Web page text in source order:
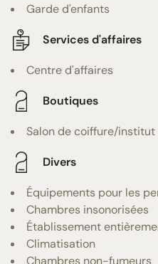
Garde d'enfants
Services d'affaires
Centre d'affaires
Boutiques
Salon de coiffure/
Divers
Équipements pour les
Chambres insonorisées
Établissement
Climatisation
Chambres non-fumeurs